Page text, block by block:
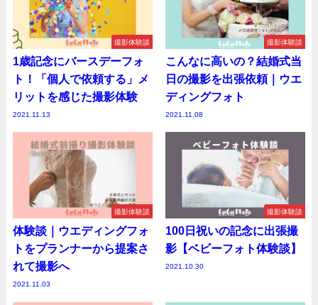
撮影体験談
1歳記念にバースデーフォ
ト！「個人で依頼する」メ
リットを感じた撮影体験
2021.11.13
撮影体験談
こんなに高いの？結婚式当
日の撮影を出張依頼｜ウエ
ディングフォト
2021.11.08
撮影体験談
体験談｜ウエディングフォ
トをプランナーから提案さ
れて撮影へ
2021.11.03
撮影体験談
100日祝いの記念に出張撮
影【ベビーフォト体験談】
2021.10.30